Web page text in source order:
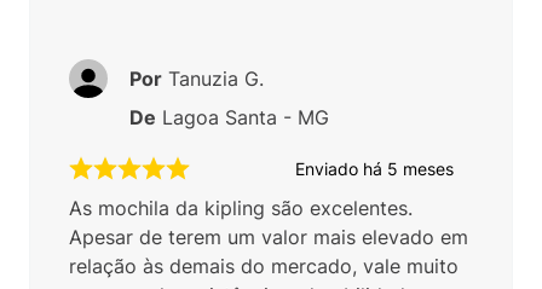
Enviado há 5 meses
As mochila da kipling são excelentes.
Apesar de terem um valor mais elevado em
relação às demais do mercado, vale muito
Por Tanuzia G.
De Lagoa Santa - MG